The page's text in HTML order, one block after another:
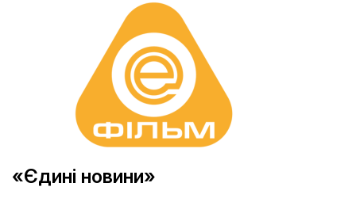
«Єдині новини»